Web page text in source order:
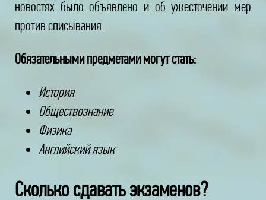
новостях было объявлено и об ужесточении мер
против списывания.
Обязательными предметами могут стать:
История
Обществознание
Физика
Английский язык
Сколько сдавать экзаменов?